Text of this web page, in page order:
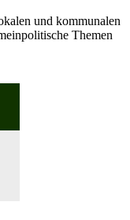
und kommunalen
Themen